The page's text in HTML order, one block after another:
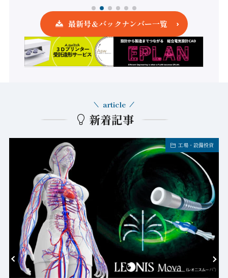
最新号＆バックナンバー一覧
新着記事
article
工場・設備投資